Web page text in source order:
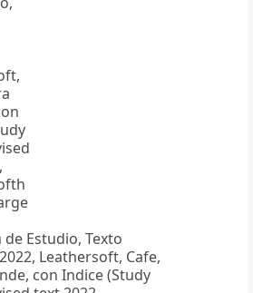
de Estudio, Texto
Leathersoft, Cafe,
con Indice (Study